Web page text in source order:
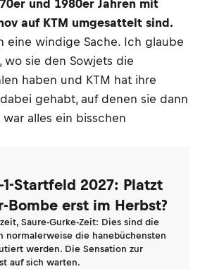
und 1980er Jahren mit
auf KTM umgesattelt sind.
eine windige Sache. Ich glaube
wo sie den Sowjets die
haben und KTM hat ihre
gehabt, auf denen sie dann
alles ein bisschen
1-Startfeld 2027: Platzt
Bombe erst im Herbst?
Saure-Gurke-Zeit: Dies sind die
normalerweise die hanebüchensten
werden. Die Sensation zur
auf sich warten.